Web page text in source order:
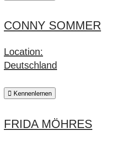
CONNY SOMMER
Location:
Deutschland
Kennenlernen
FRIDA MÖHRES